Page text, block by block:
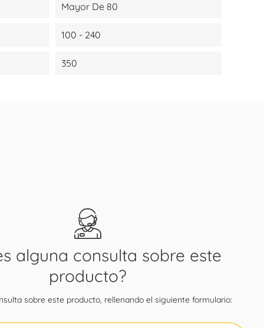
Mayor De 80
100 - 240
350
alguna consulta sobre este
producto?
sobre este producto, rellenando el siguiente formulario: